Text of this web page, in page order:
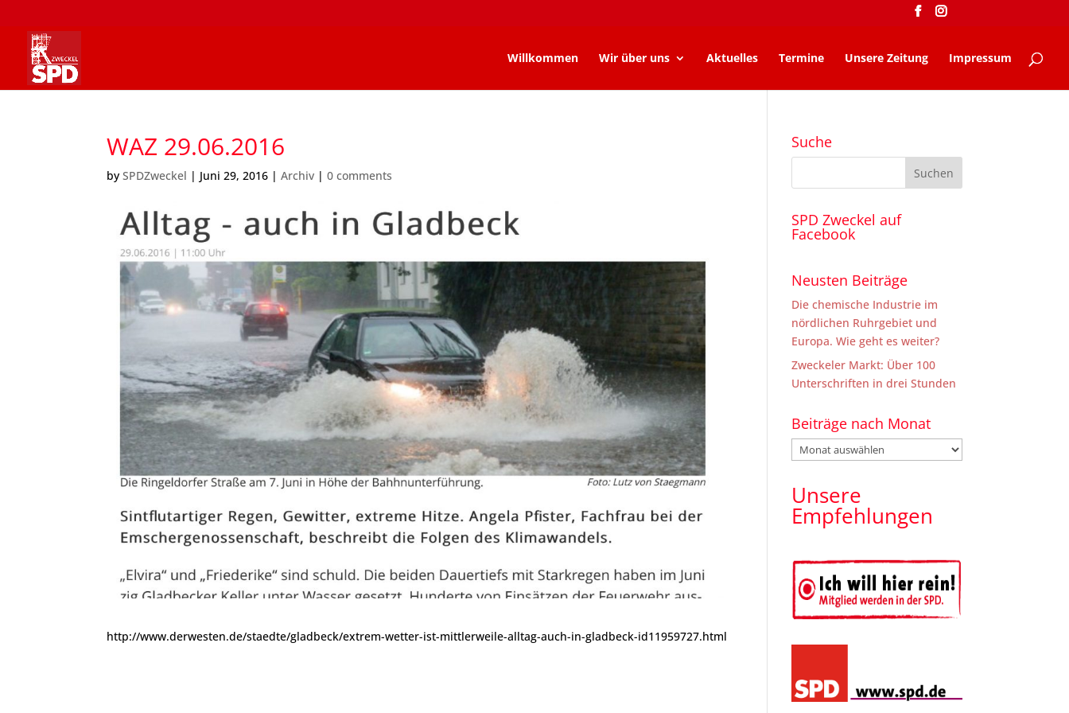
Willkommen Wir über uns Aktuelles Termine Unsere Zeitung Impressum
WAZ 29.06.2016
bySPDZweckel | Juni 29, 2016 |Archiv |0 comments
http://www.derwesten.de/staedte/gladbeck/extrem-wetter-ist-mittlerweile-alltag-auch-in-gladbeck-id11959727.html
Suche
SPD Zweckel auf
Facebook
Neusten Beiträge
Die chemische Industrie im
nördlichen Ruhrgebiet und
Europa. Wie geht es weiter?
Zweckeler Markt: Über 100
Unterschriften in drei Stunden
Beiträge nach Monat
Beiträge
nach
Unsere
Empfehlungen